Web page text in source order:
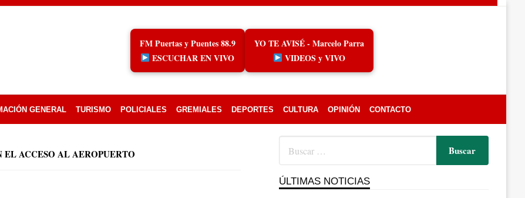
FM Puertas y Puentes 88.9
ESCUCHAR EN VIVO
YO TE AVISÉ - Marcelo Parra
VIDEOS y VIVO
GENERAL TURISMO POLICIALES GREMIALES DEPORTES CULTURA OPINIÓN CONTACTO
ACCESO AL AEROPUERTO
ÚLTIMAS NOTICIAS